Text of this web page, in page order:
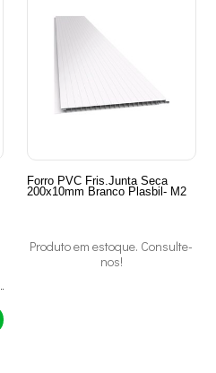
Forro PVC Fris.Junta Seca
200x10mm Branco Plasbil- M2
Produto em estoque. Consulte-
nos!